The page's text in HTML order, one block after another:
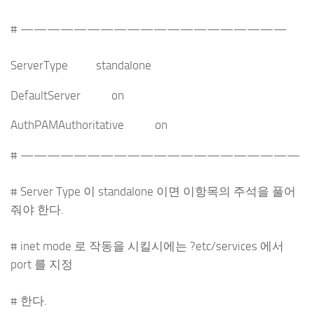
# ————————————————————
ServerType standalone
DefaultServer on
AuthPAMAuthoritative on
# —————————————————————
# Server Type 이 standalone 이면 이항목의 주석을 풀어
줘야 한다.
# inet mode 로 작동을 시킬시에는 ?etc/services 에서
port 를 지정
# 한다.